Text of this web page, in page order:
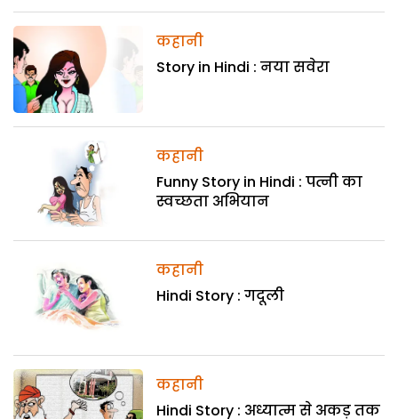
कहानी
Story in Hindi : नया सवेरा
कहानी
Funny Story in Hindi : पत्नी का
स्वच्छता अभियान
कहानी
Hindi Story : गदूली
कहानी
Hindi Story : अध्यात्म से अकड़ तक